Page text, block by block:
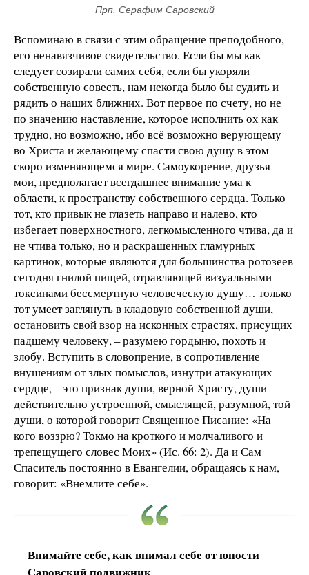
Прп. Серафим Саровский
Вспоминаю в связи с этим обращение преподобного,
его ненавязчивое свидетельство. Если бы мы как
следует созирали самих себя, если бы укоряли
собственную совесть, нам некогда было бы судить и
рядить о наших ближних. Вот первое по счету, но не
по значению наставление, которое исполнить ох как
трудно, но возможно, ибо всё возможно верующему
во Христа и желающему спасти свою душу в этом
скоро изменяющемся мире. Самоукорение, друзья
мои, предполагает всегдашнее внимание ума к
области, к пространству собственного сердца. Только
тот, кто привык не глазеть направо и налево, кто
избегает поверхностного, легкомысленного чтива, да и
не чтива только, но и раскрашенных гламурных
картинок, которые являются для большинства ротозеев
сегодня гнилой пищей, отравляющей визуальными
токсинами бессмертную человеческую душу… только
тот умеет заглянуть в кладовую собственной души,
остановить свой взор на исконных страстях, присущих
падшему человеку, – разумею гордыню, похоть и
злобу. Вступить в словопрение, в сопротивление
внушениям от злых помыслов, изнутри атакующих
сердце, – это признак души, верной Христу, души
действительно устроенной, смыслящей, разумной, той
души, о которой говорит Священное Писание: «На
кого воззрю? Токмо на кроткого и молчаливого и
трепещущего словес Моих» (Ис. 66: 2). Да и Сам
Спаситель постоянно в Евангелии, обращаясь к нам,
говорит: «Внемлите себе».
Внимайте себе, как внимал себе от юности